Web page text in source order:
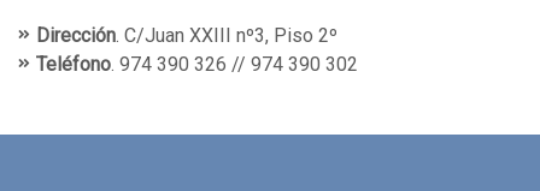
Dirección. C/Juan XXIII nº3, Piso 2º
Teléfono. 974 390 326 // 974 390 302